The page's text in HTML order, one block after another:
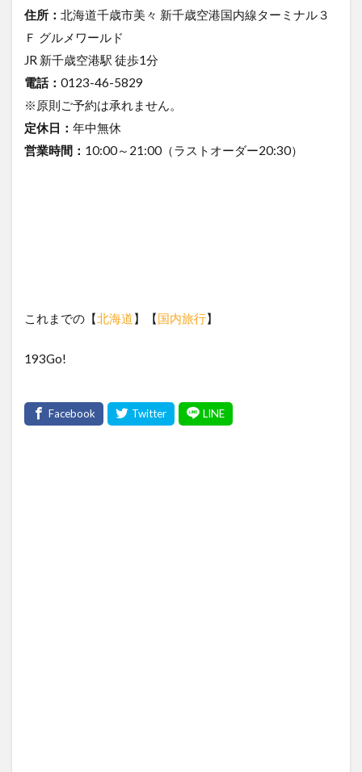
住所： 北海道千歳市美々 新千歳空港国内線ターミナル３
Ｆ グルメワールド
JR 新千歳空港駅 徒歩1分
電話： 0123-46-5829
※原則ご予約は承れません。
定休日： 年中無休
営業時間： 10:00～21:00（ラストオーダー20:30）
これまでの【北海道】【国内旅行】
193Go!